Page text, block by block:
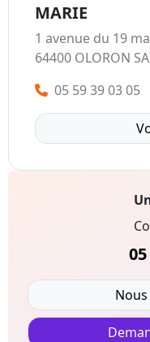
MARIE
1 avenue du 19
64400 OLORON
05 59 39 03 05